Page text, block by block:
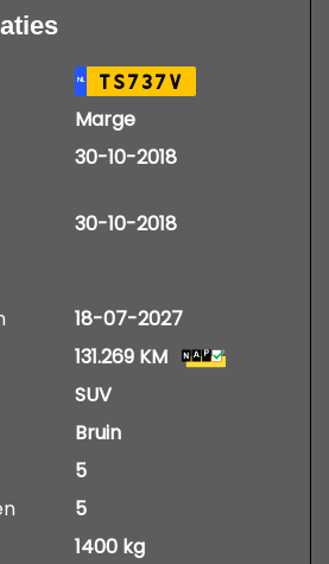
NL TS737V
Marge
30-10-2018
30-10-2018
18-07-2027
131.269 KM
SUV
Bruin
5
5
1400 kg